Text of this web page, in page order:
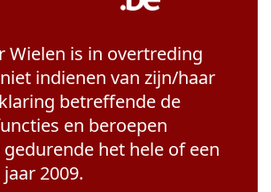
Wielen is in overtreding
indienen van zijn/haar
betreffende de
en beroepen
het hele of een
2009.